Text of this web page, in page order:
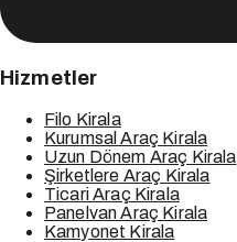
Hizmetler
Filo Kirala
Kurumsal Araç Kirala
Uzun Dönem Araç Kirala
Şirketlere Araç Kirala
Ticari Araç Kirala
Panelvan Araç Kirala
Kamyonet Kirala